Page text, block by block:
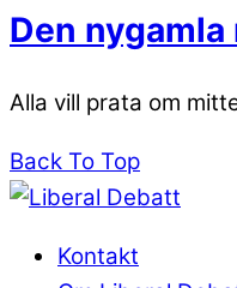
Den
Alla vill prata om
Back To Top
Kontakt